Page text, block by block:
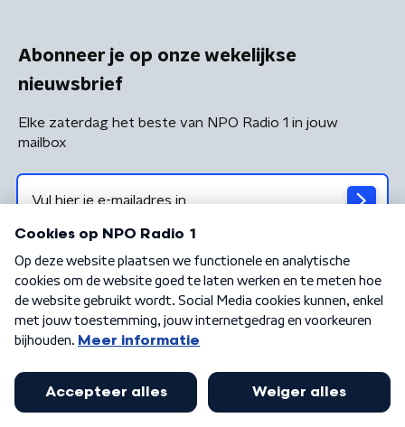
Abonneer je op onze wekelijkse
nieuwsbrief
Elke zaterdag het beste van NPO Radio 1 in jouw
mailbox
Algemene voorwaarden